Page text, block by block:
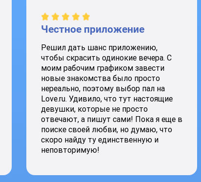
Честное приложение
Решил дать шанс приложению,
чтобы скрасить одинокие вечера. С
моим рабочим графиком завести
новые знакомства было просто
нереально, поэтому выбор пал на
Love.ru. Удивило, что тут настоящие
девушки, которые не просто
отвечают, а пишут сами! Пока я еще в
поиске своей любви, но думаю, что
скоро найду ту единственную и
неповторимую!